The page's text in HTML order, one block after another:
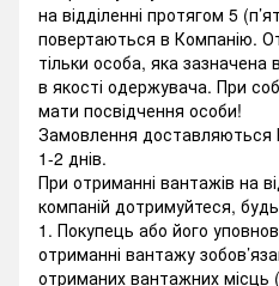
на відділенні протягом 5
повертаються в Компанію.
тільки особа, яка зазначена
в якості одержувача. При
мати посвідчення особи!
Замовлення
1-2 днів.
При отриманні вантажів на
компаній дотримуйтеся,
1. Покупець або його
отриманні вантажу
отриманих вантажних місць